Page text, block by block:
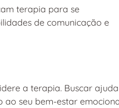
terapia para se
de comunicação e
a terapia. Buscar
ao seu bem-estar